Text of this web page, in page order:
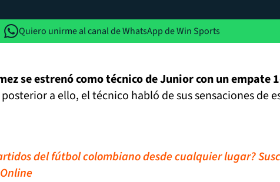
Quiero unirme al canal de WhatsApp de Win Sports
se estrenó como técnico de Junior con un empate
a ello, el técnico habló de sus sensaciones de
del fútbol colombiano desde cualquier lugar?